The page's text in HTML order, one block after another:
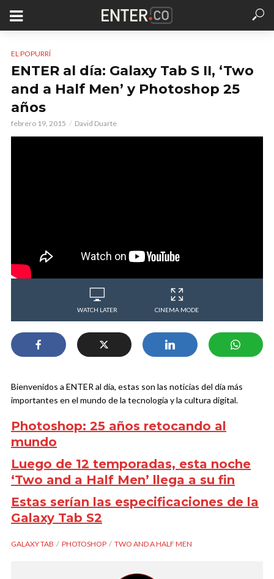
EL POPURRÍ
ENTER al día: Galaxy Tab S II, ‘Two
and a Half Men’ y Photoshop 25
años
febrero 19, 2015 David Duarte
WATCH LATER CINEMA MODE
Bienvenidos a ENTER al día, estas son las noticias del día más
importantes en el mundo de la tecnología y la cultura digital.
Photoshop: 25 años retocando al
mundo
Luego de 12 temporadas, esta noche
‘Two and a Half Men’ llega a su fin
Estas serían las especificaciones de la
Galaxy Tab S2
GALAXY TAB PHOTOSHOP TWO AND A HALF MEN